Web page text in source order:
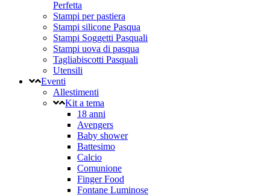
Perfetta
Stampi per pastiera
Stampi silicone Pasqua
Stampi Soggetti Pasquali
Stampi uova di pasqua
Tagliabiscotti Pasquali
Utensili
Eventi
Allestimenti
Kit a tema
18 anni
Avengers
Baby shower
Battesimo
Calcio
Comunione
Finger Food
Fontane Luminose